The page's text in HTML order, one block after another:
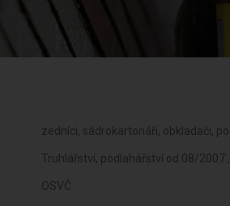
zedníci, sádrokartonáři, obkladači,
Truhlářství, podlahářství od 08/
OSVČ